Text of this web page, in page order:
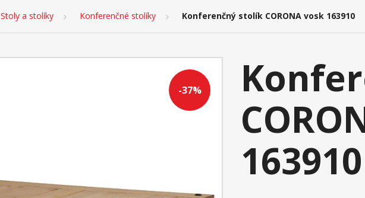
Stoly a stolíky Konferenčné stolíky Konferenčný stolík CORONA vosk 163910
-37%
163910